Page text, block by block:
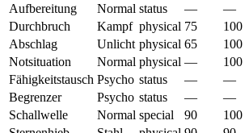
Aufbereitung
Normal status — —
Durchbruch
Kampf physical 75 100
Abschlag
Unlicht physical 65 100
Notsituation
Normal physical — 100
Fähigkeitstausch Psycho status — —
Begrenzer
Psycho status — —
Schallwelle
Normal special 90 100